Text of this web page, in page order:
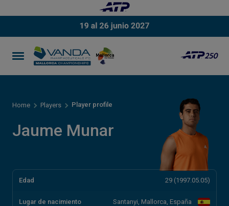
Home Players Player profile
Jaume Munar
Edad 29 (1997.05.05)
Lugar de nacimiento Santanyi, Mallorca, España